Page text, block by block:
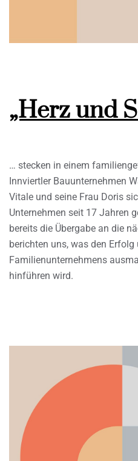
„Herz und
… stecken in einem
Innviertler Bauunternehmen
Vitale und seine Frau Doris
Unternehmen seit 17 Jahren
bereits die Übergabe an die
berichten uns, was den
Familienunternehmens
hinführen wird.